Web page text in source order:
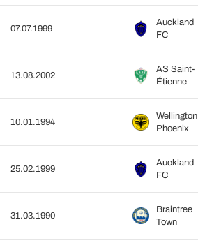
07.07.1999
Auckland
FC
13.08.2002
AS Saint-
Étienne
10.01.1994
Wellington
Phoenix
25.02.1999
Auckland
FC
31.03.1990
Braintree
Town